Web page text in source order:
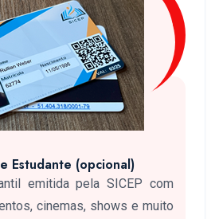
Estudante (opcional)
emitida pela SICEP com
cinemas, shows e muito